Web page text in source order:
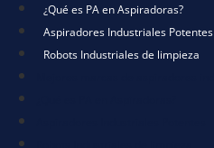
¿Qué es PA en Aspiradoras?
Aspiradores Industriales Potentes
Robots Industriales de limpieza